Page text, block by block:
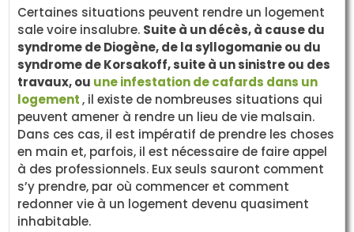
Certaines situations peuvent rendre un logement
sale voire insalubre. Suite à un décès, à cause du
syndrome de Diogène, de la syllogomanie ou du
syndrome de Korsakoff, suite à un sinistre ou des
travaux, ou une infestation de cafards dans un
logement, il existe de nombreuses situations qui
peuvent amener à rendre un lieu de vie malsain.
Dans ces cas, il est impératif de prendre les choses
en main et, parfois, il est nécessaire de faire appel
à des professionnels. Eux seuls sauront comment
s’y prendre, par où commencer et comment
redonner vie à un logement devenu quasiment
inhabitable.